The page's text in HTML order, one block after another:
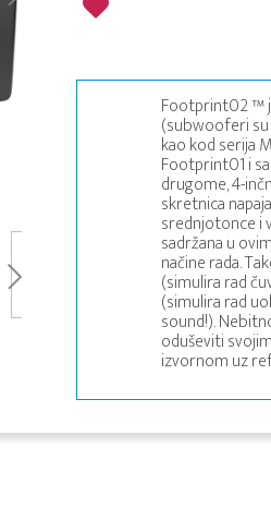
Footprint02 ™
(subwooferi
kao kod serija
Footprint01 i
drugome, 4-
skretnica
srednjotonce i
sadržana u
načine rada.
(simulira rad
(simulira rad
sound!).
oduševiti
izvornom uz